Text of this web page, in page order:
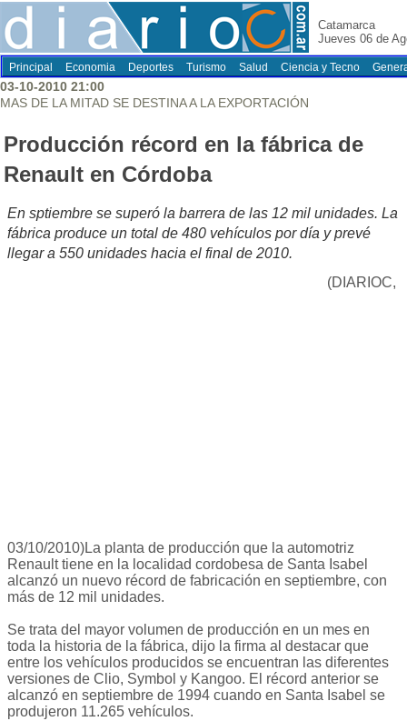
Catamarca
Jueves 06 de
Principal Economia Deportes Turismo Salud Ciencia y Tecno
03-10-2010 21:00
MAS DE LA MITAD SE DESTINA A LA EXPORTACIÓN
Producción récord en la fábrica de
Renault en Córdoba
En sptiembre se superó la barrera de las 12 mil unidades. La
fábrica produce un total de 480 vehículos por día y prevé
llegar a 550 unidades hacia el final de 2010.
(DIARIOC,
03/10/2010)La planta de producción que la automotriz
Renault tiene en la localidad cordobesa de Santa Isabel
alcanzó un nuevo récord de fabricación en septiembre, con
más de 12 mil unidades.
Se trata del mayor volumen de producción en un mes en
toda la historia de la fábrica, dijo la firma al destacar que
entre los vehículos producidos se encuentran las diferentes
versiones de Clio, Symbol y Kangoo. El récord anterior se
alcanzó en septiembre de 1994 cuando en Santa Isabel se
produjeron 11.265 vehículos.